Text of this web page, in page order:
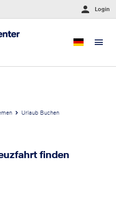
Login
Urlaub Buchen
finden